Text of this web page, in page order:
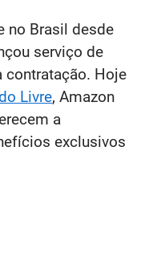
no Brasil desde
serviço de
contratação. Hoje
Livre, Amazon
a
exclusivos